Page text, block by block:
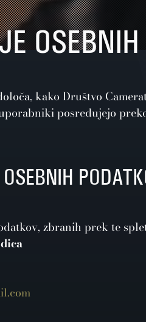
kako Društvo
posredujejo
zbranih prek te